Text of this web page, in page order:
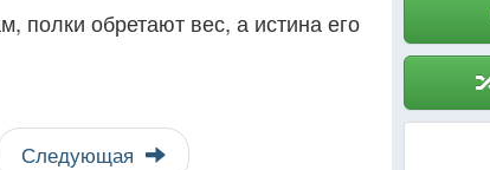
полки обретают вес, а истина его
Следующая